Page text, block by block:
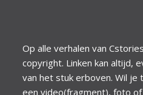
Op alle verhalen van
copyright. Linken kan altijd,
van het stuk erboven. Wil
een video(fragment), foto